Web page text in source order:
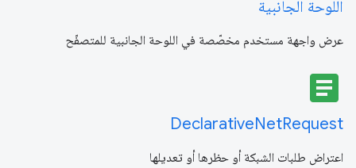
اللوحة الجانبية
عرض واجهة مستخدم مخصّصة في اللوحة الجانبية للمتصفّح
article
DeclarativeNetRequest
اعتراض طلبات الشبكة أو حظرها أو تعديلها